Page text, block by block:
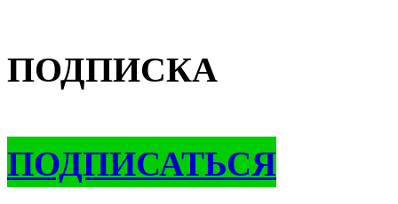
ПОДПИСКА
ПОДПИСАТЬСЯ